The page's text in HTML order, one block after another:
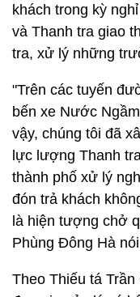
khách trong kỳ
và Thanh tra giao
tra, xử lý những
"Trên các tuyến
bến xe Nước
vậy, chúng tôi đã
lực lượng Thanh
thành phố xử lý
đón trả khách
là hiện tượng chở
Phùng Đông Hà
Theo Thiếu tá